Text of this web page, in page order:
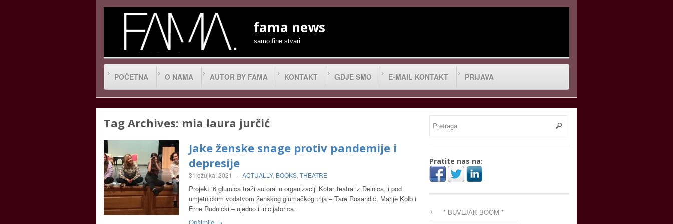
fama news
samo fine stvari
POČETNA O NAMA AUTOR BY FAMA KONTAKT GDJE SMO E-MAIL KONTAKT PRIJAVA
Tag Archives: mia laura jurčić
Jake ženske snage protiv pandemije i
depresije
31 ožujka, 2021 - ACTUALLY, BOOKS, THEATRE
Projekt ‘6 glumica traži autora’ u organizaciji Kotar teatra iz Delnica, i pod
umjetničkim vodstvom ženskog glumačkog trija – Tare Rosandić, Marije Kolb i
Erne Rudnički – ujedno i inicijatorica…
Pratite nas na:
* BUVLJAK BOOM *